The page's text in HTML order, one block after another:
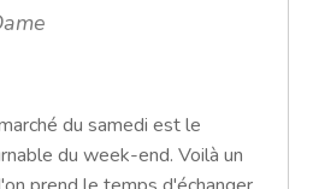
du samedi est le
du week-end. Voilà un